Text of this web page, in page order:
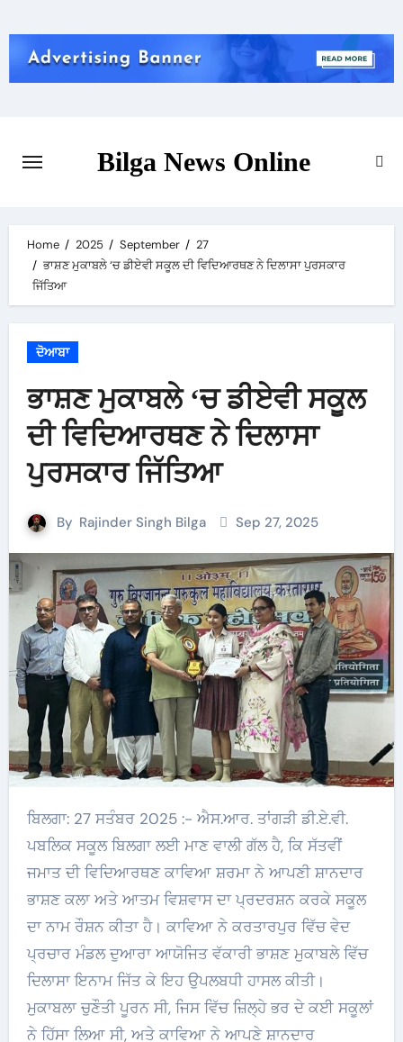
to
content
Bilga News Online
Home 2025 September
27
ਭਾਸ਼ਣ ਮੁਕਾਬਲੇ ‘ਚ ਡੀਏਵੀ ਸਕੂਲ ਦੀ ਵਿਦਿਆਰਥਣ ਨੇ ਦਿਲਾਸਾ ਪੁਰਸਕਾਰ
ਜਿੱਤਿਆ
ਦੋਆਬਾ
ਭਾਸ਼ਣ ਮੁਕਾਬਲੇ ‘ਚ ਡੀਏਵੀ ਸਕੂਲ
ਦੀ ਵਿਦਿਆਰਥਣ ਨੇ ਦਿਲਾਸਾ
ਪੁਰਸਕਾਰ ਜਿੱਤਿਆ
By Rajinder Singh Bilga Sep 27, 2025
ਬਿਲਗਾ: 27 ਸਤੰਬਰ 2025 :- ਐਸ.ਆਰ. ਤਾਂਗੜੀ ਡੀ.ਏ.ਵੀ.
ਪਬਲਿਕ ਸਕੂਲ ਬਿਲਗਾ ਲਈ ਮਾਣ ਵਾਲੀ ਗੱਲ ਹੈ, ਕਿ ਸੱਤਵੀਂ
ਜਮਾਤ ਦੀ ਵਿਦਿਆਰਥਣ ਕਾਵਿਆ ਸ਼ਰਮਾ ਨੇ ਆਪਣੀ ਸ਼ਾਨਦਾਰ
ਭਾਸ਼ਣ ਕਲਾ ਅਤੇ ਆਤਮ ਵਿਸ਼ਵਾਸ ਦਾ ਪ੍ਰਦਰਸ਼ਨ ਕਰਕੇ ਸਕੂਲ
ਦਾ ਨਾਮ ਰੌਸ਼ਨ ਕੀਤਾ ਹੈ। ਕਾਵਿਆ ਨੇ ਕਰਤਾਰਪੁਰ ਵਿੱਚ ਵੇਦ
ਪ੍ਰਚਾਰ ਮੰਡਲ ਦੁਆਰਾ ਆਯੋਜਿਤ ਵੱਕਾਰੀ ਭਾਸ਼ਣ ਮੁਕਾਬਲੇ ਵਿੱਚ
ਦਿਲਾਸਾ ਇਨਾਮ ਜਿੱਤ ਕੇ ਇਹ ਉਪਲਬਧੀ ਹਾਸਲ ਕੀਤੀ।
ਮੁਕਾਬਲਾ ਚੁਣੌਤੀ ਪੂਰਨ ਸੀ, ਜਿਸ ਵਿੱਚ ਜ਼ਿਲ੍ਹੇ ਭਰ ਦੇ ਕਈ ਸਕੂਲਾਂ
ਨੇ ਹਿੱਸਾ ਲਿਆ ਸੀ, ਅਤੇ ਕਾਵਿਆ ਨੇ ਆਪਣੇ ਸ਼ਾਨਦਾਰ